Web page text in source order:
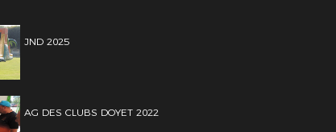
JND 2025
AG DES CLUBS DOYET 2022